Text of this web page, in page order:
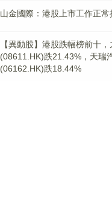
山金國際：港股上市工作正常
【異動股】港股跌幅榜前十，
(08611.HK)跌21.43%，天瑞
(06162.HK)跌18.44%